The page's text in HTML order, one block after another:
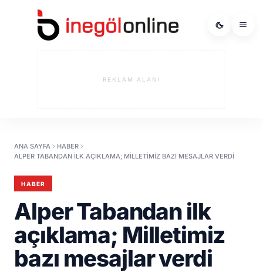
REKLAM ALANI
ANA SAYFA
HABER
ALPER TABANDAN ILK AÇIKLAMA; MILLETIMIZ BAZI MESAJLAR VERDI
HABER
Alper Tabandan ilk
açıklama; Milletimiz
bazı mesajlar verdi